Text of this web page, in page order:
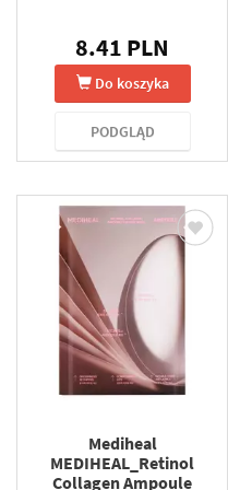
8.41 PLN
Do koszyka
PODGLĄD
Mediheal
MEDIHEAL_Retinol
Collagen Ampoule